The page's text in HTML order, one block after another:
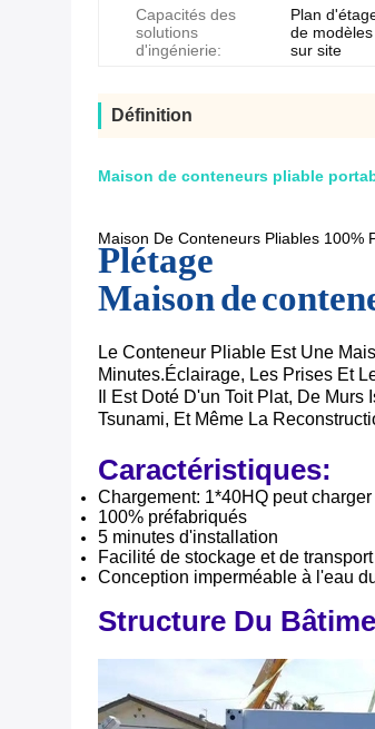
Capacités des
solutions
d'ingénierie:
Plan
de
sur site
Définition
Maison de conteneurs pliable
Maison De Conteneurs Pliables 100%
Plétage
Maison de
Le Conteneur Pliable Est Une
Minutes.éclairage, Les Prises Et
Il Est Doté D'un Toit Plat, De
Tsunami, Et Même La
Caractéristiques:
Chargement: 1*40HQ peut
100% préfabriqués
5 minutes d'installation
Facilité de stockage et de transport
Conception imperméable à l'eau
Structure Du